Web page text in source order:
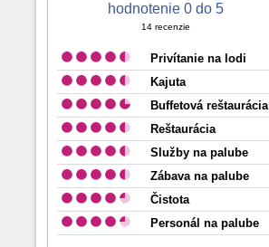
hodnotenie 0 do 5
14 recenzie
Privítanie na lodi
Kajuta
Buffetová reštaurácia
Reštaurácia
Služby na palube
Zábava na palube
Čistota
Personál na palube